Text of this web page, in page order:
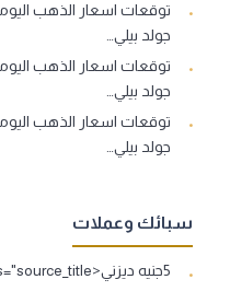
توقعات اسعار الذهب
جولد بيلي…
توقعات اسعار الذهب
جولد بيلي…
توقعات اسعار الذهب
جولد بيلي…
سبائك وعملات
5جنيه ديزني<p class="source_title">المصدر : جولد بيليون</p>